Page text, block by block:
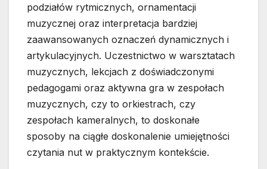
podziałów rytmicznych, ornamentacji
muzycznej oraz interpretacja bardziej
zaawansowanych oznaczeń dynamicznych i
artykulacyjnych. Uczestnictwo w warsztatach
muzycznych, lekcjach z doświadczonymi
pedagogami oraz aktywna gra w zespołach
muzycznych, czy to orkiestrach, czy
zespołach kameralnych, to doskonałe
sposoby na ciągłe doskonalenie umiejętności
czytania nut w praktycznym kontekście.